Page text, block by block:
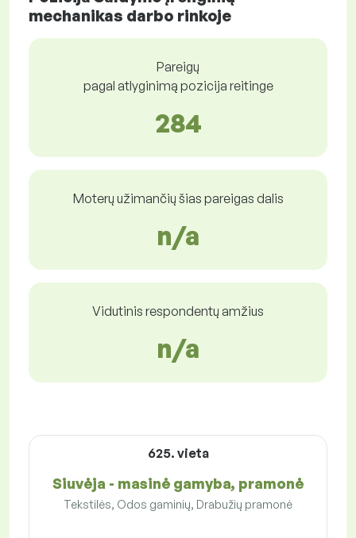
mechanikas darbo rinkoje
Pareigų
pagal atlyginimą pozicija reitinge
284
Moterų užimančių šias pareigas dalis
n/a
Vidutinis respondentų amžius
n/a
625. vieta
Siuvėja - masinė gamyba, pramonė
Tekstilės, Odos gaminių, Drabužių pramonė